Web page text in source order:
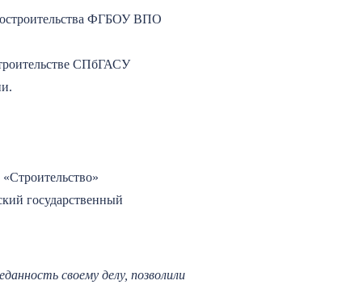
ФГБОУ ВПО
СПбГАСУ
государственный
своему делу, позволили